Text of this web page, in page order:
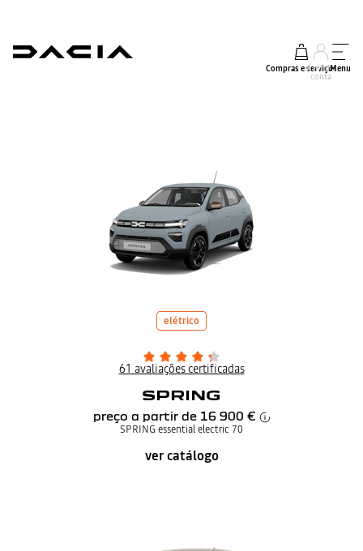
Compras e serviços
A minha
conta
Menu
elétrico
61 avaliações certificadas
SPRING
preço a partir de 16 900 €
SPRING essential electric 70
ver catálogo